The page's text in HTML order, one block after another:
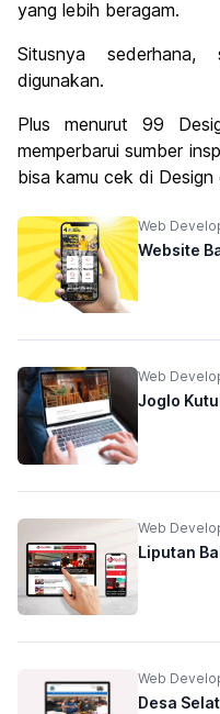
yang lebih beragam.
Situsnya sederhana,
digunakan.
Plus menurut 99
memperbarui sumber
bisa kamu cek di
Web
Website
Web
Joglo
Web
Liputan
Web
Desa